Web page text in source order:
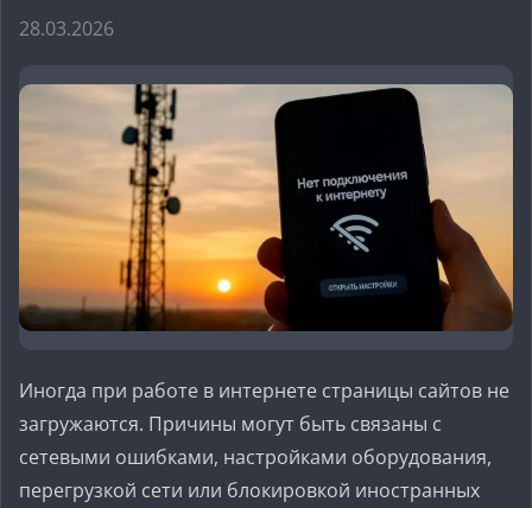
28.03.2026
Иногда при работе в интернете страницы сайтов не
загружаются. Причины могут быть связаны с
сетевыми ошибками, настройками оборудования,
перегрузкой сети или блокировкой иностранных